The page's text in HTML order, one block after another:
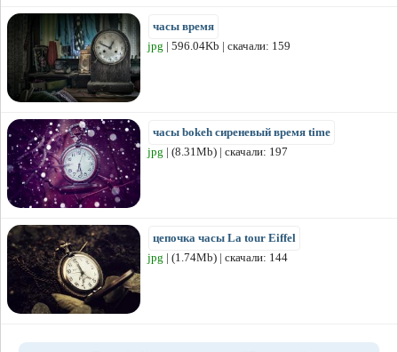
часы время
jpg | 596.04Kb | скачали: 159
часы bokeh сиреневый время time
jpg | (8.31Mb) | скачали: 197
цепочка часы La tour Eiffel
jpg | (1.74Mb) | скачали: 144